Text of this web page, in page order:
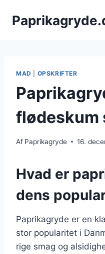
MAD OPSKRIFTER
flødeskum
Af Paprikagryde 16.
Hvad er
dens
Paprikagryde er en
stor popularitet i
rige smag og